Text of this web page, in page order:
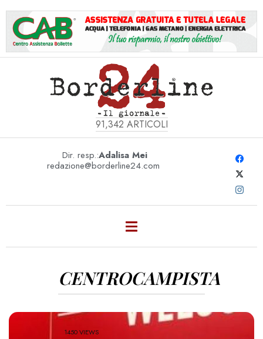
91,342 ARTICOLI
Dir. resp.:Adalisa Mei
redazione@borderline24.com
CENTROCAMPISTA
1450 VIEWS